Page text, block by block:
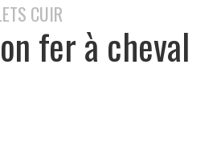
CUIR
fer à cheval